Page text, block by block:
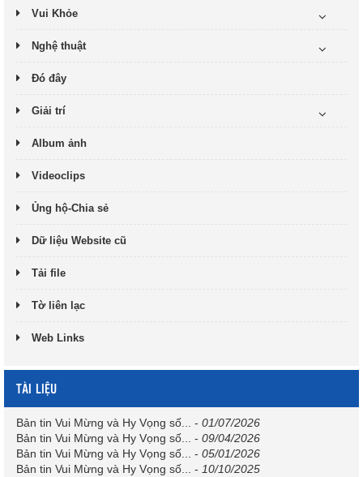
Vui Khỏe
Nghệ thuật
Đó đây
Giải trí
Album ảnh
Videoclips
Ủng hộ-Chia sẻ
Dữ liệu Website cũ
Tải file
Tờ liên lạc
Web Links
TÀI LIỆU
Bản tin Vui Mừng và Hy Vọng số... - 01/07/2026
Bản tin Vui Mừng và Hy Vọng số...
- 09/04/2026
Bản tin Vui Mừng và Hy Vọng số...
- 05/01/2026
Bản tin Vui Mừng và Hy Vọng số...
- 10/10/2025